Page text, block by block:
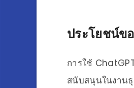
ประโยชน์ข
การใช้
สนับสนุนในงานธุ